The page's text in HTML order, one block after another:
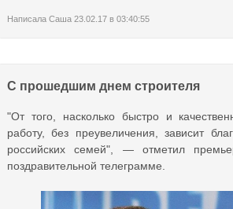
Написала Саша 23.02.17 в 03:40:55
С прошедшим днем строителя
"От того, насколько быстро и
работу, без преувеличения, зависит
российских семей", — отметил
поздравительной телеграмме.